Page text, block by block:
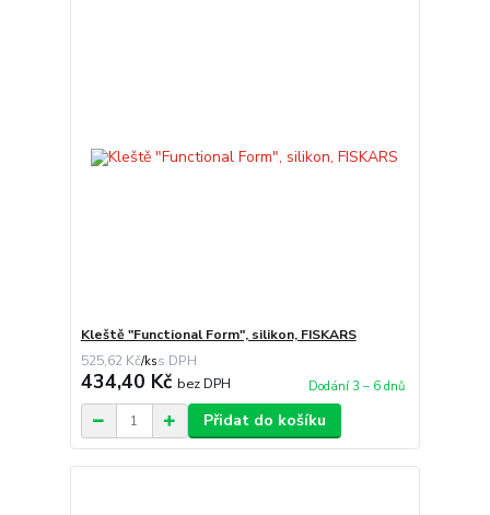
Kleště "Functional Form", silikon, FISKARS
525,62 Kč/ks
434,40 Kč bez DPH Dodání 3 – 6 dnů
Přidat do košíku